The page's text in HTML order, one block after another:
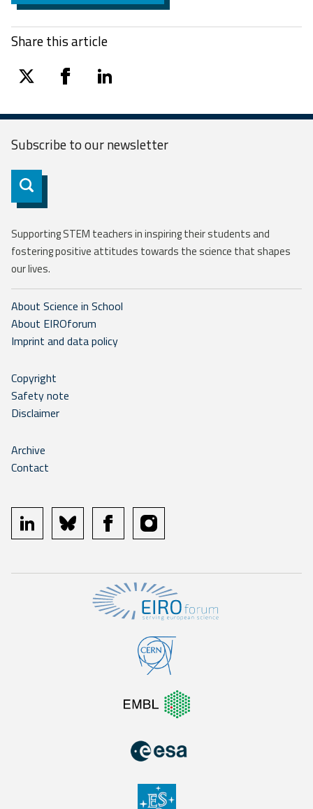
Share this article
twitter facebooklinkedin
Subscribe to ournewsletter
Subscribe
Supporting STEM teachers in inspiring their students and
fostering positive attitudes towards the science that shapes
our lives.
About Science in School
About EIROforum
Imprint and data policy
Copyright
Safety note
Disclaimer
Archive
Contact
linkedin bluesky facebookinstagram